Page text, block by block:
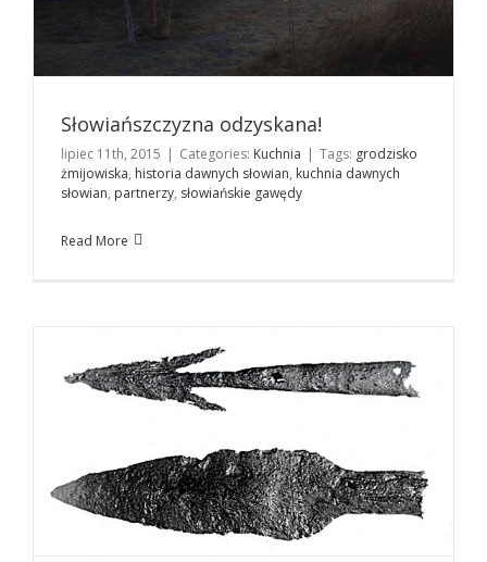
Słowiańszczyzna odzyskana!
lipiec 11th, 2015 | Categories: Kuchnia | Tags: grodzisko
żmijowiska, historia dawnych słowian, kuchnia dawnych
słowian, partnerzy, słowiańskie gawędy
Read More
Militaria okresu rzymskiego z Kazimierza Dolnego